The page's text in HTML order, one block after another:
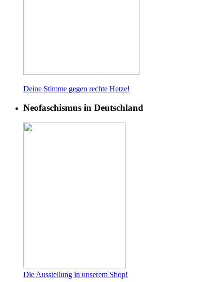
Deine Stimme gegen rechte Hetze!
Neofaschismus in Deutschland
Die Ausstellung in unserem Shop!